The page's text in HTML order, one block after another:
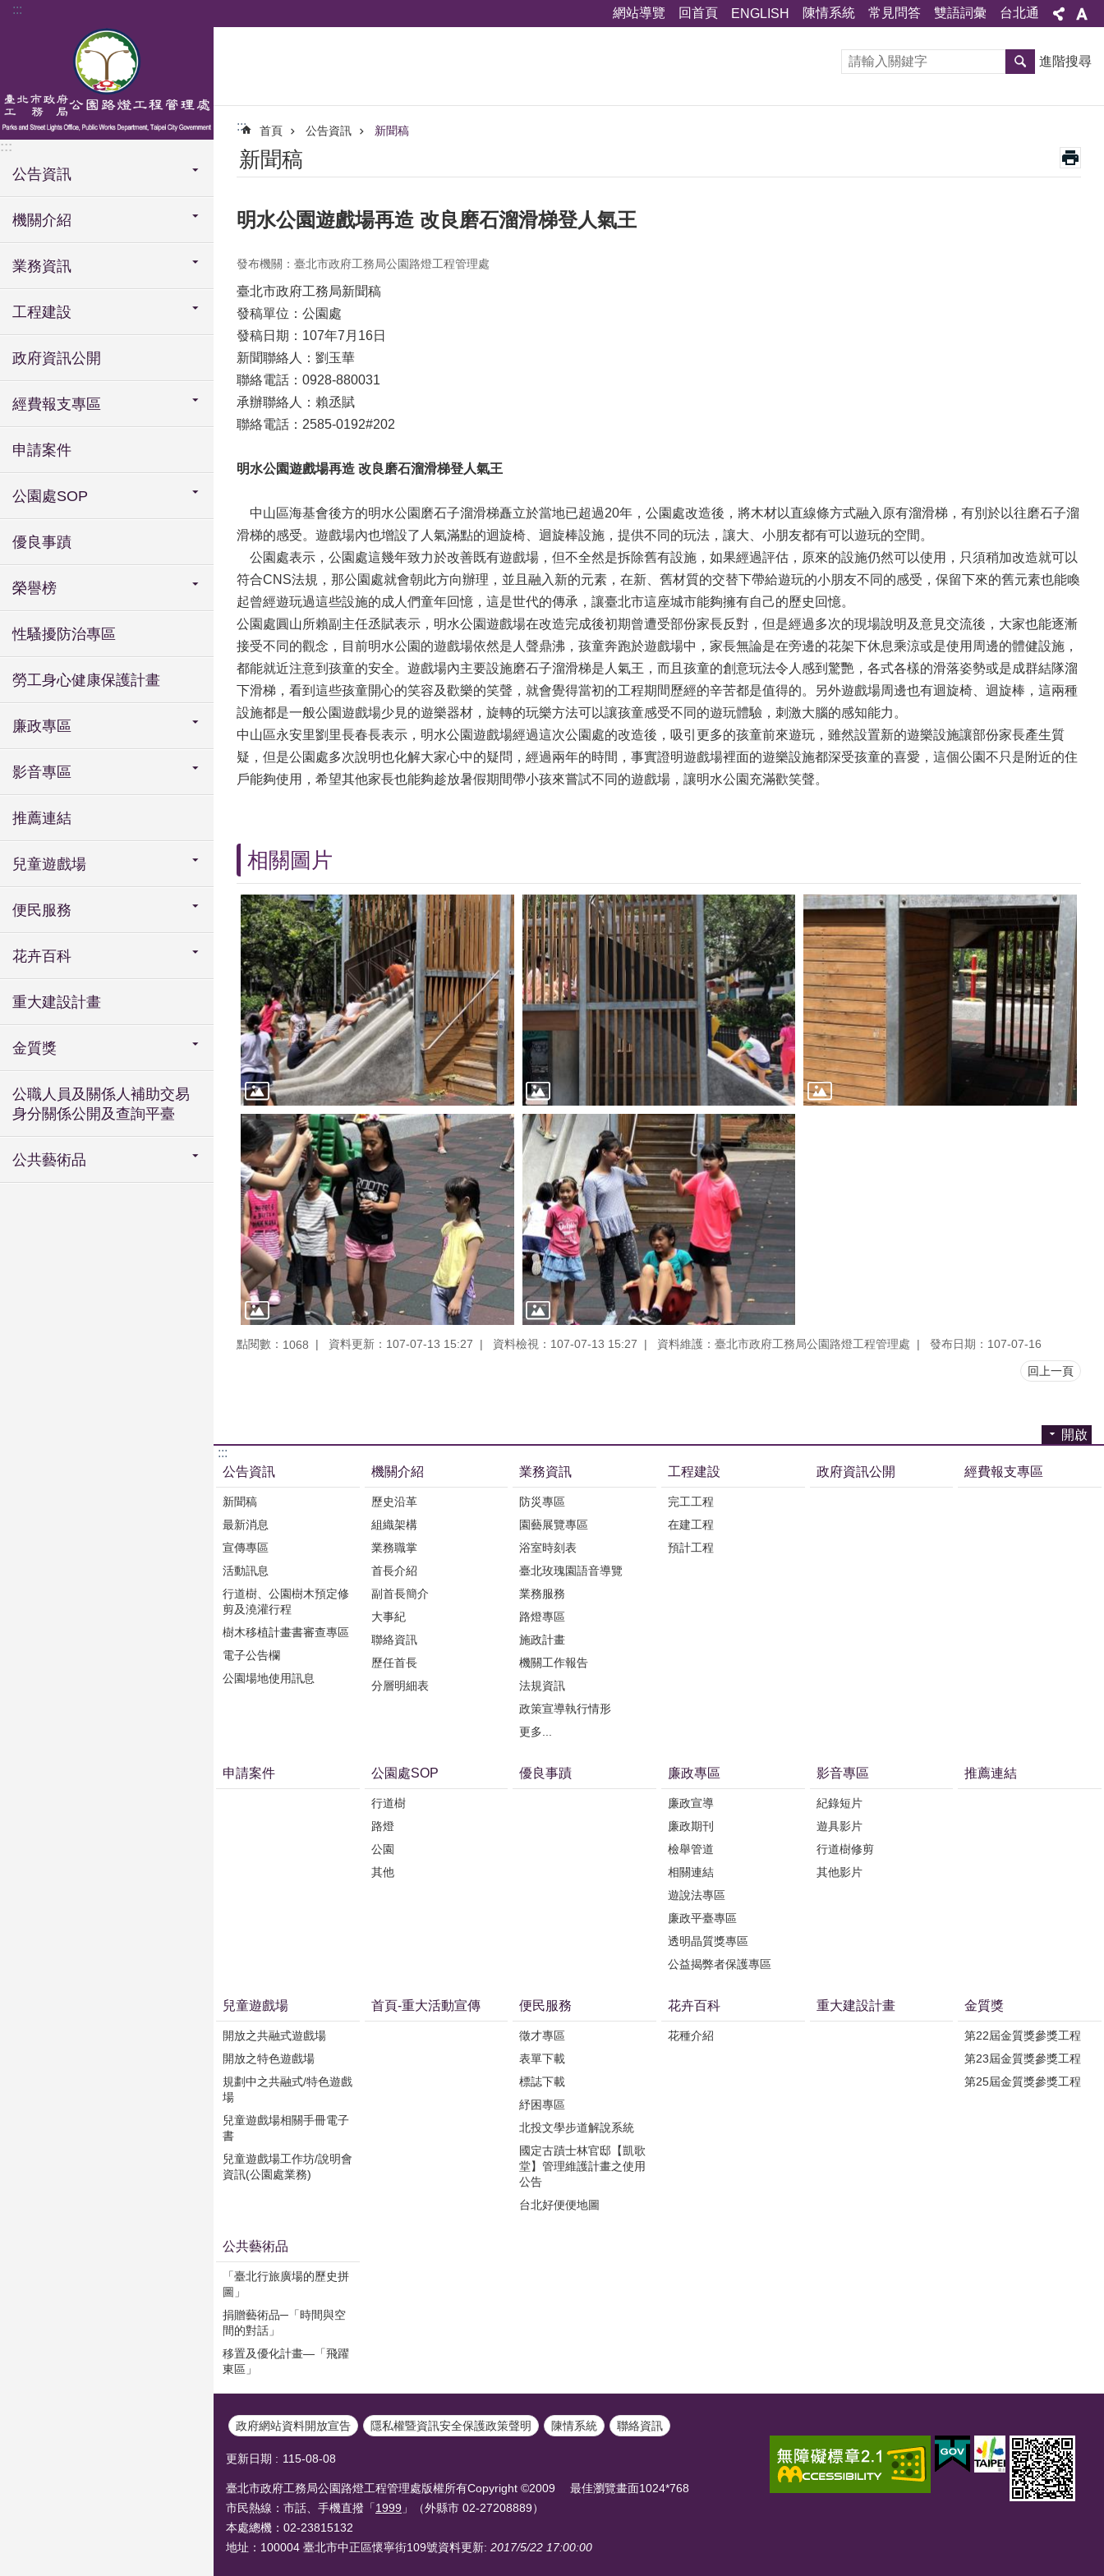
跳到主要內容區塊
::: 網站導覽 回首頁 ENGLISH 陳情系統 常見問答 雙語詞彙 台北通
:::
公告資訊
機關介紹
業務資訊
工程建設
政府資訊公開
經費報支專區
申請案件
公園處SOP
優良事蹟
榮譽榜
性騷擾防治專區
勞工身心健康保護計畫
廉政專區
影音專區
推薦連結
兒童遊戲場
便民服務
花卉百科
重大建設計畫
金質獎
公職人員及關係人補助交易
身分關係公開及查詢平臺
公共藝術品
進階搜尋
::: 首頁 公告資訊 新聞稿
新聞稿
明水公園遊戲場再造 改良磨石溜滑梯登人氣王
發布機關：臺北市政府工務局公園路燈工程管理處
臺北市政府工務局新聞稿
發稿單位：公園處
發稿日期：107年7月16日
新聞聯絡人：劉玉華
聯絡電話：0928-880031
承辦聯絡人：賴丞賦
聯絡電話：2585-0192#202
明水公園遊戲場再造 改良磨石溜滑梯登人氣王
中山區海基會後方的明水公園磨石子溜滑梯矗立於當地已超過20年，公園處改造後，將木材以直線條方式融入原有溜滑梯，有別於以往磨石子溜
滑梯的感受。遊戲場內也增設了人氣滿點的迴旋椅、迴旋棒設施，提供不同的玩法，讓大、小朋友都有可以遊玩的空間。
公園處表示，公園處這幾年致力於改善既有遊戲場，但不全然是拆除舊有設施，如果經過評估，原來的設施仍然可以使用，只須稍加改造就可以
符合CNS法規，那公園處就會朝此方向辦理，並且融入新的元素，在新、舊材質的交替下帶給遊玩的小朋友不同的感受，保留下來的舊元素也能喚
起曾經遊玩過這些設施的成人們童年回憶，這是世代的傳承，讓臺北市這座城市能夠擁有自己的歷史回憶。
公園處圓山所賴副主任丞賦表示，明水公園遊戲場在改造完成後初期曾遭受部份家長反對，但是經過多次的現場說明及意見交流後，大家也能逐漸
接受不同的觀念，目前明水公園的遊戲場依然是人聲鼎沸，孩童奔跑於遊戲場中，家長無論是在旁邊的花架下休息乘涼或是使用周邊的體健設施，
都能就近注意到孩童的安全。遊戲場內主要設施磨石子溜滑梯是人氣王，而且孩童的創意玩法令人感到驚艷，各式各樣的滑落姿勢或是成群結隊溜
下滑梯，看到這些孩童開心的笑容及歡樂的笑聲，就會覺得當初的工程期間歷經的辛苦都是值得的。另外遊戲場周邊也有迴旋椅、迴旋棒，這兩種
設施都是一般公園遊戲場少見的遊樂器材，旋轉的玩樂方法可以讓孩童感受不同的遊玩體驗，刺激大腦的感知能力。
中山區永安里劉里長春長表示，明水公園遊戲場經過這次公園處的改造後，吸引更多的孩童前來遊玩，雖然設置新的遊樂設施讓部份家長產生質
疑，但是公園處多次說明也化解大家心中的疑問，經過兩年的時間，事實證明遊戲場裡面的遊樂設施都深受孩童的喜愛，這個公園不只是附近的住
戶能夠使用，希望其他家長也能夠趁放暑假期間帶小孩來嘗試不同的遊戲場，讓明水公園充滿歡笑聲。
相關圖片
點閱數： 1068 資料更新：107-07-13 15:27 資料檢視：107-07-13 15:27 資料維護：臺北市政府工務局公園路燈工程管理處 發布日期：107-07-16
回上一頁
開啟
:::
公告資訊
新聞稿
最新消息
宣傳專區
活動訊息
行道樹、公園樹木預定修
剪及澆灌行程
樹木移植計畫書審查專區
電子公告欄
公園場地使用訊息
機關介紹
歷史沿革
組織架構
業務職掌
首長介紹
副首長簡介
大事紀
聯絡資訊
歷任首長
分層明細表
業務資訊
防災專區
園藝展覽專區
浴室時刻表
臺北玫瑰園語音導覽
業務服務
路燈專區
施政計畫
機關工作報告
法規資訊
政策宣導執行情形
更多...
工程建設
完工工程
在建工程
預計工程
政府資訊公開 經費報支專區
申請案件 公園處SOP
行道樹
路燈
公園
其他
優良事蹟 廉政專區
廉政宣導
廉政期刊
檢舉管道
相關連結
遊說法專區
廉政平臺專區
透明晶質獎專區
公益揭弊者保護專區
影音專區
紀錄短片
遊具影片
行道樹修剪
其他影片
推薦連結
兒童遊戲場
開放之共融式遊戲場
開放之特色遊戲場
規劃中之共融式/特色遊戲
場
兒童遊戲場相關手冊電子
書
兒童遊戲場工作坊/說明會
資訊(公園處業務)
首頁-重大活動宣傳 便民服務
徵才專區
表單下載
標誌下載
紓困專區
北投文學步道解說系統
國定古蹟士林官邸【凱歌
堂】管理維護計畫之使用
公告
台北好便便地圖
花卉百科
花種介紹
重大建設計畫 金質獎
第22屆金質獎參獎工程
第23屆金質獎參獎工程
第25屆金質獎參獎工程
公共藝術品
「臺北行旅廣場的歷史拼
圖」
捐贈藝術品─「時間與空
間的對話」
移置及優化計畫—「飛躍
東區」
政府網站資料開放宣告 隱私權暨資訊安全保護政策聲明 陳情系統 聯絡資訊
更新日期 115-08-08
臺北市政府工務局公園路燈工程管理處版權所有Copyright ©2009 最佳瀏覽畫面1024*768
市民熱線：市話、手機直撥「1999 」（外縣市 02-27208889）
本處總機：02-23815132
地址：100004 臺北市中正區懷寧街109號資料更新: 2017/5/22 17:00:00